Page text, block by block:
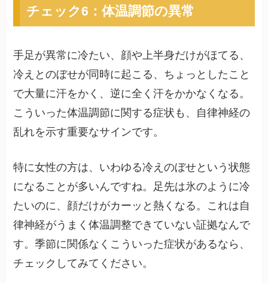
チェック6：体温調節の異常
手足が異常に冷たい、顔や上半身だけがほてる、
冷えとのぼせが同時に起こる、ちょっとしたこと
で大量に汗をかく、逆に全く汗をかかなくなる。
こういった体温調節に関する症状も、自律神経の
乱れを示す重要なサインです。
特に女性の方は、いわゆる冷えのぼせという状態
になることが多いんですね。足先は氷のように冷
たいのに、顔だけがカーッと熱くなる。これは自
律神経がうまく体温調整できていない証拠なんで
す。季節に関係なくこういった症状があるなら、
チェックしてみてください。